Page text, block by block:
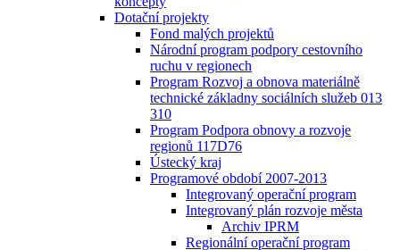
Dotační projekty
Fond malých projektů
Národní program podpory cestovního
ruchu v regionech
Program Rozvoj a obnova materiálně
technické základny sociálních služeb 013
310
Program Podpora obnovy a rozvoje
regionů 117D76
Ústecký kraj
Programové období 2007-2013
Integrovaný operační program
Integrovaný plán rozvoje města
Archiv IPRM
Regionální operační program